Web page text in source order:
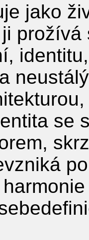
jako
se